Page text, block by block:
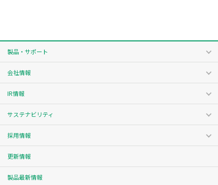
製品・サポート
会社情報
IR情報
サステナビリティ
採用情報
更新情報
製品最新情報